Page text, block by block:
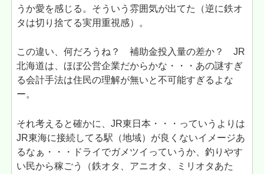
うか愛を感じる。そういう雰囲気が出てた（逆に鉄オ
タは切り捨てる実用重視感）。
この違い、何だろうね？ 補助金投入量の差か？ JR
北海道は、ほぼ公営企業だからかな・・・あの謎すぎ
る会計手法は住民の理解が無いと不可能すぎるよな
ー。
それ考えると確かに、JR東日本・・・っていうよりは
JR東海に接続してる駅（地域）が良くないイメージあ
るなぁ・・・ドライでガメツイっていうか、釣りやす
い民から稼ごう（鉄オタ、アニオタ、ミリオタあた